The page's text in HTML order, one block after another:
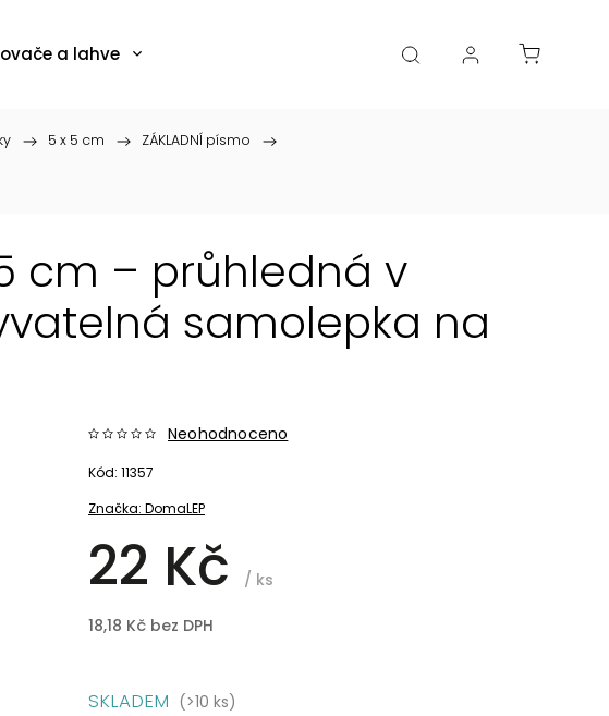
a lahve Boxy, dózy, kořenky, skleničky Akce
/ 5 x 5 cm / ZÁKLADNÍ písmo /
5 cm – průhledná v
samolepka na
Značka: DomaLEP
Neohodnoceno
22 Kč / ks
18,18 Kč bez DPH
Kód: 11357
SKLADEM (>10 ks)